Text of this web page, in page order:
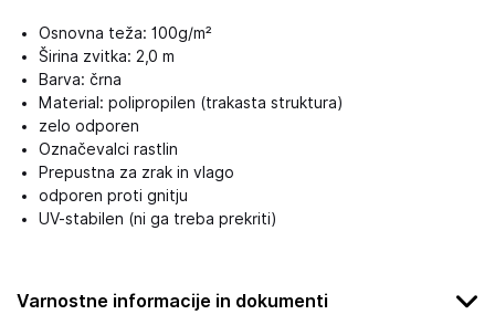
Osnovna teža: 100g/m²
Širina zvitka: 2,0 m
Barva: črna
Material: polipropilen (trakasta struktura)
zelo odporen
Označevalci rastlin
Prepustna za zrak in vlago
odporen proti gnitju
UV-stabilen (ni ga treba prekriti)
Varnostne informacije in dokumenti